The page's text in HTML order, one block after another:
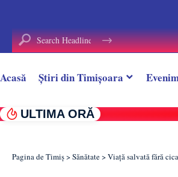
Acasă Știri din Timișoara
ULTIMA ORĂ Alin Borcan,
Pagina de Timiș>Sănătate>Viață salvată fără